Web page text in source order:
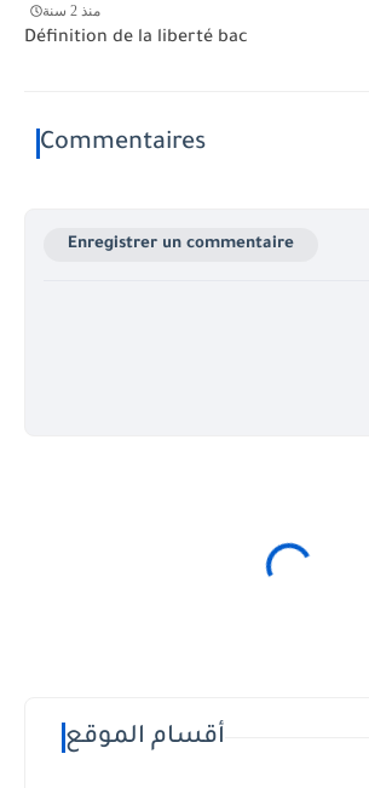
منذ 2 سنة
Définition de la liberté bac
Commentaires
Enregistrer un commentaire
أقسام الموقع